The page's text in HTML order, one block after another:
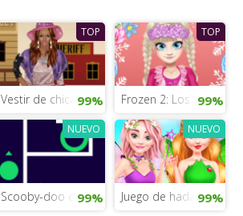
TOP
Vestir de chica de negocios
99%
TOP
Frozen 2: Los looks de
99%
NUEVO
Scooby-doo el juego: el laberinto
99%
NUEVO
Juego de hadas de
99%